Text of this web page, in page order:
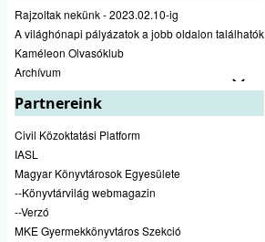
Rajzoltak nekünk - 2023.02.10-ig
A világhónapi pályázatok a jobb oldalon találhatók
Kaméleon Olvasóklub
Archívum
Partnereink
Civil Közoktatási Platform
IASL
Magyar Könyvtárosok Egyesülete
--Könyvtárvilág webmagazin
--Verzó
MKE Gyermekkönyvtáros Szekció